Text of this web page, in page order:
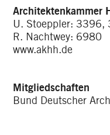
Architektenkammer
U. Stoeppler: 3396,
R. Nachtwey: 6980
www.akhh.de
Mitgliedschaften
Bund Deutscher